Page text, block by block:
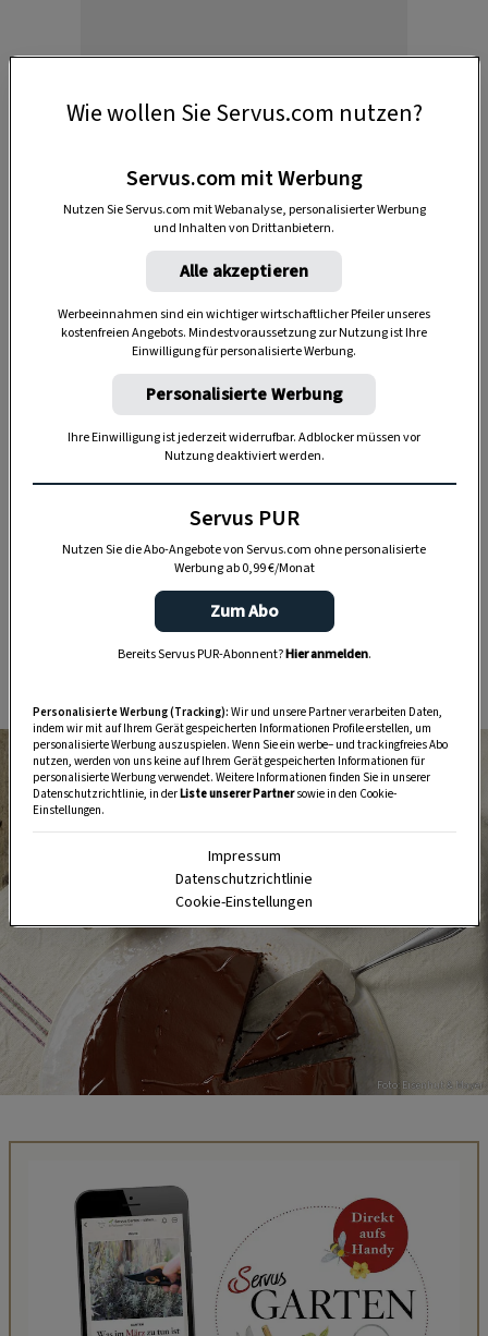
Die Küche der k. u. k. Monarchie kennt viele
Rezepte mit Mohn, vor allem aus dem
Waldviertel, wo nachweislich seit 1280 Mohn
angebaut wird. Laut Botaniker und Benediktiner
Walahfrid Strabo (808–849) soll der Mohn seinen
jeden Fall. Gerade in Kombination mit der
süßlichen Säure von Äpfeln können sie ihr
nussiges Aroma voll ausspielen.Zum Rezept
Foto: Eisenhut & Mayer
Wie wollen Sie Servus.com nutzen?
Servus.com mit Werbung
Nutzen Sie Servus.com mit Webanalyse, personalisierter Werbung
und Inhalten von Drittanbietern.
Alle akzeptieren
Werbeeinnahmen sind ein wichtiger wirtschaftlicher Pfeiler unseres
kostenfreien Angebots. Mindestvoraussetzung zur Nutzung ist Ihre
Einwilligung für personalisierte Werbung.
Personalisierte Werbung
Ihre Einwilligung ist jederzeit widerrufbar. Adblocker müssen vor
Nutzung deaktiviert werden.
Servus PUR
Nutzen Sie die Abo-Angebote von Servus.com ohne personalisierte
Werbung ab 0,99 €/Monat
Zum Abo
Bereits Servus PUR-Abonnent?Hier anmelden.
Personalisierte Werbung (Tracking): Wir und unsere Partner verarbeiten Daten,
indem wir mit auf Ihrem Gerät gespeicherten Informationen Profile erstellen, um
personalisierte Werbung auszuspielen. Wenn Sie ein werbe– und trackingfreies Abo
nutzen, werden von uns keine auf Ihrem Gerät gespeicherten Informationen für
personalisierte Werbung verwendet. Weitere Informationen finden Sie in unserer
Datenschutzrichtlinie, in derListe unserer Partnersowie in den Cookie-
Einstellungen.
Impressum
Datenschutzrichtlinie
Cookie-Einstellungen